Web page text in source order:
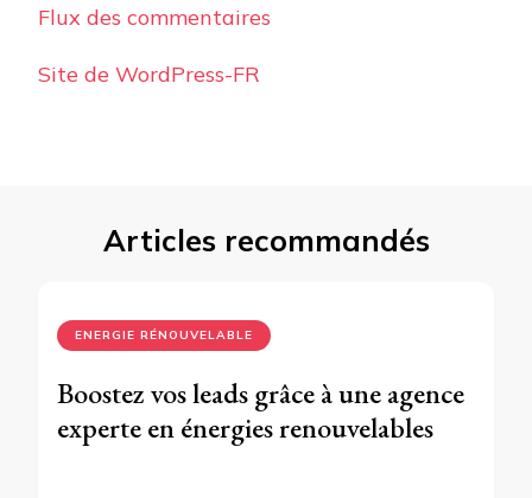
Flux des commentaires
Site de WordPress-FR
Articles recommandés
ENERGIE RÉNOUVELABLE
Boostez vos leads grâce à une agence
experte en énergies renouvelables